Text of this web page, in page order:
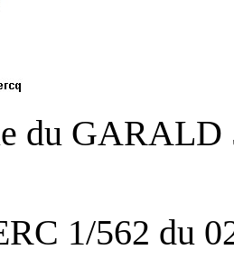
du GARALD
1/562 du